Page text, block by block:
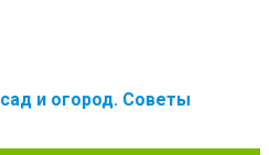
и огород. Советы